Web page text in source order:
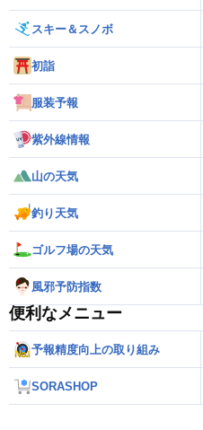
スキー＆スノボ
初詣
服装予報
紫外線情報
山の天気
釣り天気
ゴルフ場の天気
風邪予防指数
便利なメニュー
予報精度向上の取り組み
SORASHOP